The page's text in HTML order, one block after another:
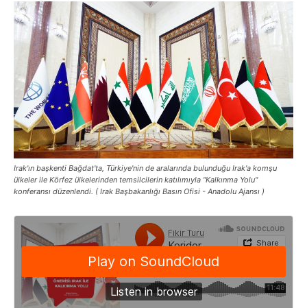
Irak'ın başkenti Bağdat'ta, Türkiye'nin de aralarında bulunduğu Irak'a komşu
ülkeler ile Körfez ülkelerinden temsilcilerin katılımıyla "Kalkınma Yolu"
konferansı düzenlendi. ( Irak Başbakanlığı Basın Ofisi - Anadolu Ajansı )